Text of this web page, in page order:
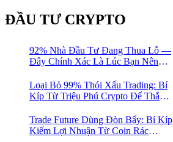
ĐẦU TƯ CRYPTO
92% Nhà Đầu Tư Đang Thua Lỗ —
Đây Chính Xác Là Lúc Bạn Nên
Loại Bỏ 99% Thói Xấu Trading: Bí
Kíp Từ Triệu Phú Crypto Để Thắng
Trade Future Dùng Đòn Bẩy: Bí Kíp
Kiếm Lợi Nhuận Từ Coin Rác